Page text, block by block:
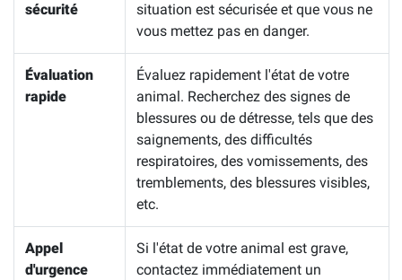
sécurité
situation est sécurisée et que vous ne
vous mettez pas en danger.
Évaluation
rapide
Évaluez rapidement l'état de votre
animal. Recherchez des signes de
blessures ou de détresse, tels que des
saignements, des difficultés
respiratoires, des vomissements, des
tremblements, des blessures visibles,
etc.
Appel
d'urgence
Si l'état de votre animal est grave,
contactez immédiatement un